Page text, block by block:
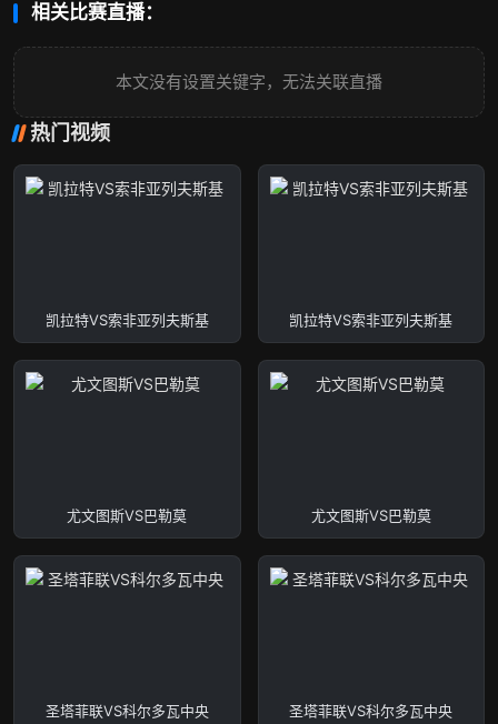
相关比赛直播：
本文没有设置关键字，无法关联直播
热门视频
凯拉特VS索非亚列夫斯基 凯拉特VS索非亚列夫斯基
尤文图斯VS巴勒莫 尤文图斯VS巴勒莫
圣塔菲联VS科尔多瓦中央 圣塔菲联VS科尔多瓦中央